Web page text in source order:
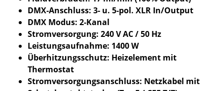
DMX-Anschluss: 3- u. 5-pol. XLR In/Output
DMX Modus: 2-Kanal
Stromversorgung: 240 V AC / 50 Hz
Leistungsaufnahme: 1400 W
Überhitzungsschutz: Heizelement mit
Thermostat
Stromversorgungsanschluss: Netzkabel mit